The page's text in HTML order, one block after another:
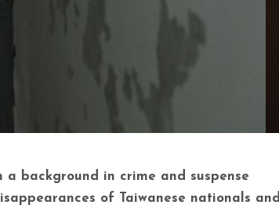
background in crime and suspense
of Taiwanese nationals and